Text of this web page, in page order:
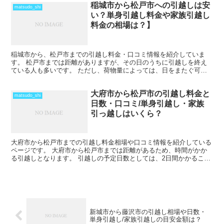
matsudo_shi
稲城市から松戸市への引越しは安
い？単身引越し料金や家族引越し
料金の相場は？】
稲城市から、松戸市までの引越し料金・口コミ情報を紹介していま
す。 松戸市までは距離がありますが、その日のうちに引越しを終え
ている人も多いです。 ただし、荷物量によっては、日をまたぐ可能
matsudo_shi
大府市から松戸市の引越し料金と
日数・口コミ/単身引越し・家族
引っ越しはいくら？
大府市から松戸市までの引越し料金相場や口コミ情報を紹介している
ページです。 大府市から松戸市までは距離があるため、時間がかか
る引越しとなります。 引越しの予定日数としては、2日間かかること
新城市から藤沢市の引越し相場や日数・
単身引越し/家族引越しの目安金額は？